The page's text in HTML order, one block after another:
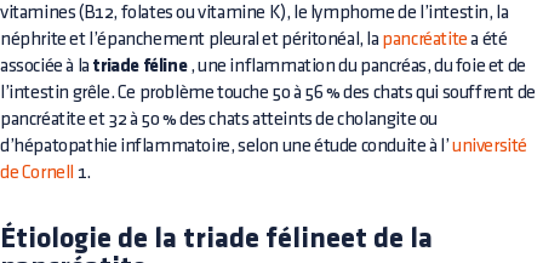
vitamines (B12, folates ou vitamine K), le lymphome de l’intestin, la
néphrite et l’épanchement pleural et péritonéal, la pancréatite a été
associée à la triade féline, une inflammation du pancréas, du foie et de
l’intestin grêle. Ce problème touche 50 à 56 % des chats qui souffrent de
pancréatite et 32 à 50 % des chats atteints de cholangite ou
d’hépatopathie inflammatoire, selon une étude conduite à l’université
de Cornell
1.
Étiologie de la triade félineet de la